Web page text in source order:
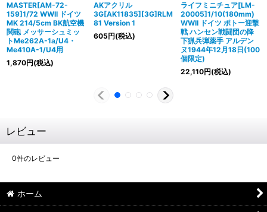
MASTER[AM-72-
159]1/72 WWII ドイツ
MK 214/5cm BK航空機
関砲 メッサーシュミッ
トMe262A-1a/U4・
Me410A-1/U4用
1,870円(税込)
AKアクリル
3G[AK11835][3G]RLM
81 Version 1
605円(税込)
ライフミニチュア[LM-
20005]1/10(180mm)
WWII ドイツ ポトー迎撃
戦 ハンセン戦闘団の降
下猟兵弾薬手 アルデン
ヌ1944年12月18日(100
個限定)
22,110円(税込)
レビュー
0件のレビュー
ホーム